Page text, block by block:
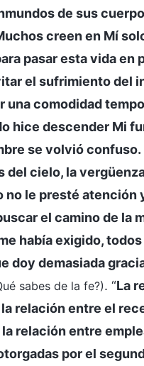
de sus
creen en Mí
pasar esta vida en
el sufrimiento del
comodidad
hice descender Mi
se volvió confuso.
cielo, la
no le presté
el camino de la
había exigido,
doy demasiada
sabes de la fe?). “La
relación entre el
relación entre
por el